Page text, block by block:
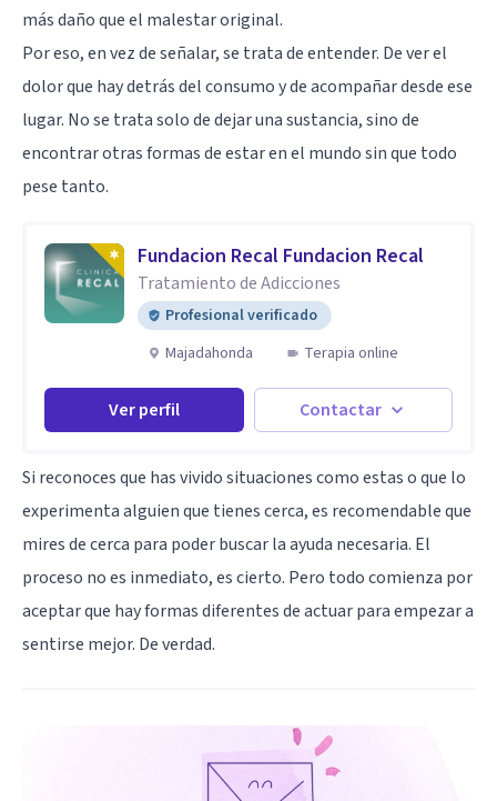
más daño que el malestar original.
Por eso, en vez de señalar, se trata de entender. De ver el
dolor que hay detrás del consumo y de acompañar desde ese
lugar. No se trata solo de dejar una sustancia, sino de
encontrar otras formas de estar en el mundo sin que todo
pese tanto.
Fundacion Recal Fundacion Recal
Tratamiento de Adicciones
Profesional verificado
Majadahonda
Terapia online
Ver perfil Contactar
Si reconoces que has vivido situaciones como estas o que lo
experimenta alguien que tienes cerca, es recomendable que
mires de cerca para poder buscar la ayuda necesaria. El
proceso no es inmediato, es cierto. Pero todo comienza por
aceptar que hay formas diferentes de actuar para empezar a
sentirse mejor. De verdad.